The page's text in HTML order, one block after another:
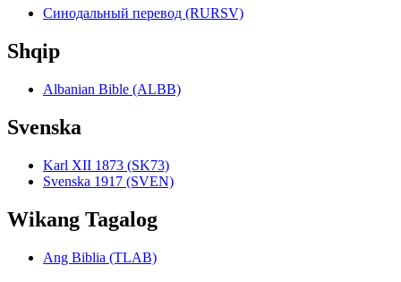
Синодальный перевод (RURSV)
Shqip
Albanian Bible (ALBB)
Svenska
Karl XII 1873 (SK73)
Svenska 1917 (SVEN)
Wikang Tagalog
Ang Biblia (TLAB)